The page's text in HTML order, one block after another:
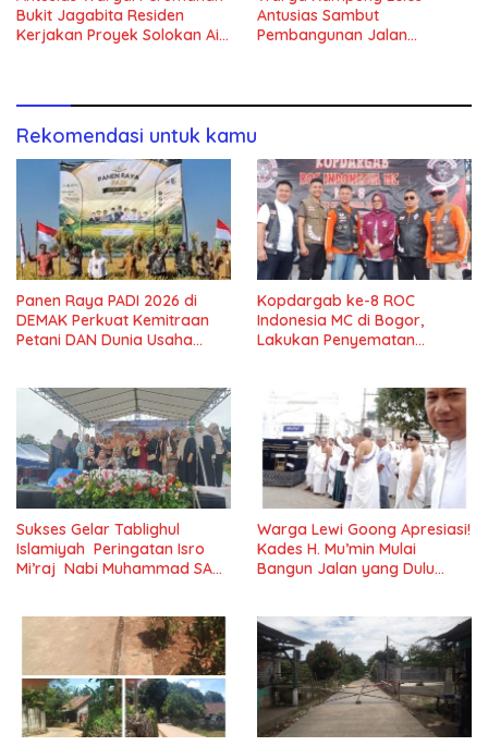
Bukit Jagabita Residen
Kerjakan Proyek Solokan Air
Antusias Sambut
Pembangunan Jalan
Rekomendasi untuk kamu
Panen Raya PADI 2026 di
DEMAK Perkuat Kemitraan
Petani DAN Dunia Usaha
Kopdargab ke-8 ROC
Indonesia MC di Bogor,
Lakukan Penyematan
Sukses Gelar Tablighul
Islamiyah Peringatan Isro
Mi’raj Nabi Muhammad SAW
Warga Lewi Goong Apresiasi!
Kades H. Mu’min Mulai
Bangun Jalan yang Dulu